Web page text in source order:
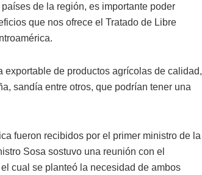
de la región, es importante poder
que nos ofrece el Tratado de Libre
exportable de productos agrícolas de calidad,
sandía entre otros, que podrían tener una
fueron recibidos por el primer ministro de la
Sosa sostuvo una reunión con el
cual se planteó la necesidad de ambos